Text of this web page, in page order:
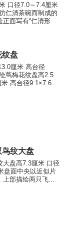
口径7.0～7.4厘米
仁清茶碗而制成的
面写有“仁清形 酒
纹盘
厘米 高台径
蔦梅花纹盘高2.5
高台径9.1×7.6厘
鸟纹大盘
大盘高7.3厘米 口径
盘面中央以近似片
上部描绘两只飞鸟